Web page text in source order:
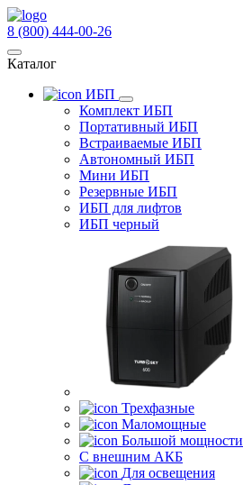
8 (800) 444-00-26
Каталог
ИБП
Комплект ИБП
Портативный ИБП
Встраиваемые ИБП
Автономный ИБП
Мини ИБП
Резервные ИБП
ИБП для лифтов
ИБП черный
Трехфазные
Маломощные
Большой мощности
С внешним АКБ
Для освещения